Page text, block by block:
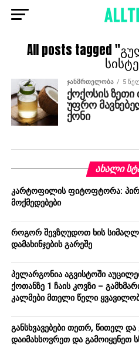
All posts tagged
ᲯᲐᲜᲛᲠᲗᲔᲚᲝᲑᲐ 5
ქოქოსის ზეთი
უფრო
ქონი
ᲐᲮᲐᲚᲘ
კარტოფილის ფიტოფტორა:
მოქმედებები
როგორ შევზღუდოთ ხის
დამახინჯების გარეშე
პელარგონია აგვისტოში
ქოთანზე 1 ჩაის კოვზი –
კალმები მთელი წელი
განსხვავებები თეთრ, წითელ
დაიმახსოვრეთ და გამოიყენეთ